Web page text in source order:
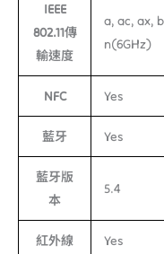
IEEE
802.11傳
輸速度
a, ac, ax,
n(6GHz)
NFC Yes
藍牙 Yes
藍牙版
本
5.4
紅外線 Yes